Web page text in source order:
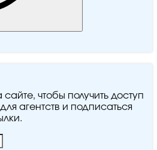
чтобы получить доступ
агентств и подписаться